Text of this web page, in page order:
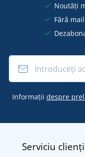
Noutăți
Fără
Informații despre
Serviciu clienți